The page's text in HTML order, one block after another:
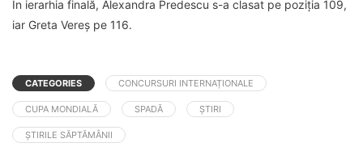
În ierarhia finală, Alexandra Predescu s-a clasat pe poziția 109,
iar Greta Vereș pe 116.
CATEGORIES CONCURSURI INTERNAȚIONALE
CUPA MONDIALĂ SPADĂ ȘTIRI
ȘTIRILE SĂPTĂMÂNII